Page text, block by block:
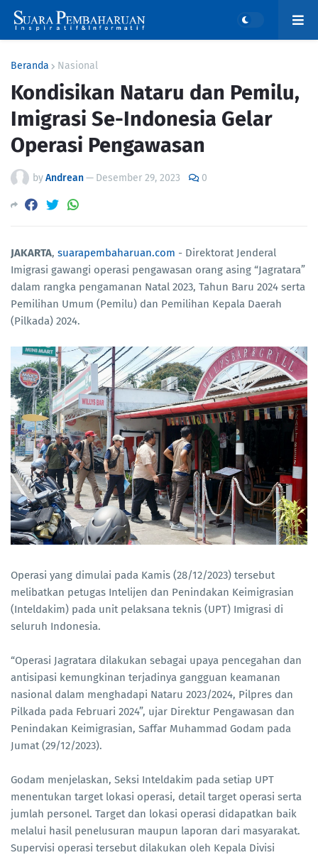
Beranda Nasional
Kondisikan Nataru dan Pemilu,
Imigrasi Se-Indonesia Gelar
Operasi Pengawasan
byAndrean— Desember 29, 2023 0
JAKARTA, suarapembaharuan.com - Direktorat Jenderal
Imigrasi gawangi operasi pengawasan orang asing “Jagratara”
dalam rangka pengamanan Natal 2023, Tahun Baru 2024 serta
Pemilihan Umum (Pemilu) dan Pemilihan Kepala Daerah
(Pilkada) 2024.
Operasi yang dimulai pada Kamis (28/12/2023) tersebut
melibatkan petugas Intelijen dan Penindakan Keimigrasian
(Inteldakim) pada unit pelaksana teknis (UPT) Imigrasi di
seluruh Indonesia.
“Operasi Jagratara dilakukan sebagai upaya pencegahan dan
antisipasi kemungkinan terjadinya gangguan keamanan
nasional dalam menghadapi Nataru 2023/2024, Pilpres dan
Pilkada pada Februari 2024”, ujar Direktur Pengawasan dan
Penindakan Keimigrasian, Saffar Muhammad Godam pada
Jumat (29/12/2023).
Godam menjelaskan, Seksi Inteldakim pada setiap UPT
menentukan target lokasi operasi, detail target operasi serta
jumlah personel. Target dan lokasi operasi didapatkan baik
melalui hasil penelusuran maupun laporan dari masyarakat.
Supervisi operasi tersebut dilakukan oleh Kepala Divisi